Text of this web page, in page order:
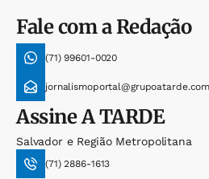
Fale com a Redação
(71) 99601-0020
AssineA TARDE
Salvador e Região Metropolitana
(71) 2886-1613